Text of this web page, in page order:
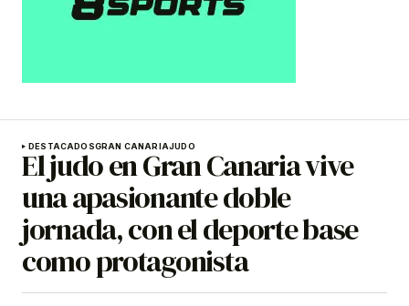
DESTACADOSGRAN CANARIAJUDO
El judo en Gran Canaria vive
una apasionante doble
jornada, con el deporte base
como protagonista